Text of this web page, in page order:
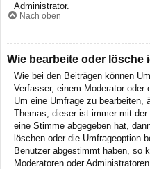
Administrator.
Nach oben
Wie bearbeite oder lösche
Wie bei den Beiträgen können
Verfasser, einem Moderator oder
Um eine Umfrage zu bearbeiten,
Themas; dieser ist immer mit
eine Stimme abgegeben hat,
löschen oder die Umfrageoption
Benutzer abgestimmt haben, so
Moderatoren oder